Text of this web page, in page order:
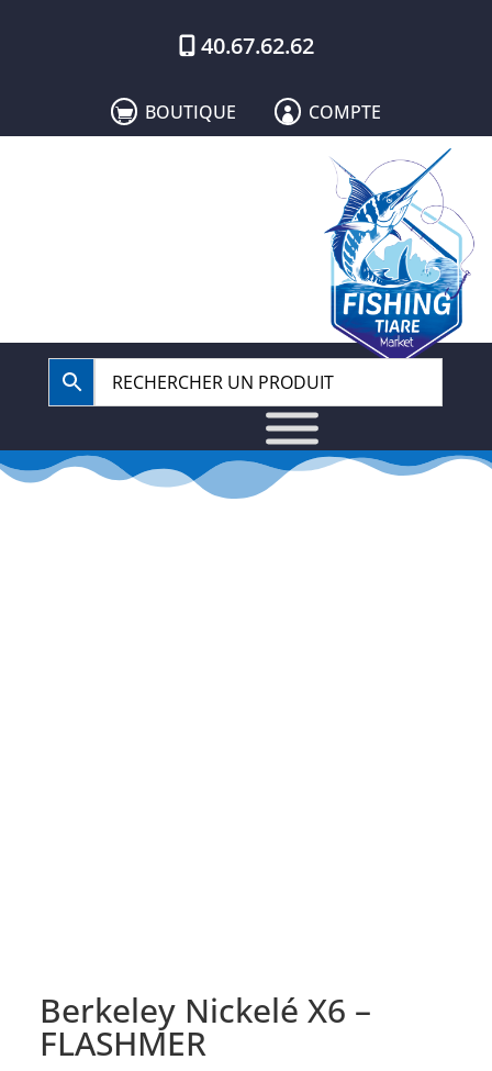
40.67.62.62
 BOUTIQUE  COMPTE
Berkeley Nickelé X6 –
FLASHMER